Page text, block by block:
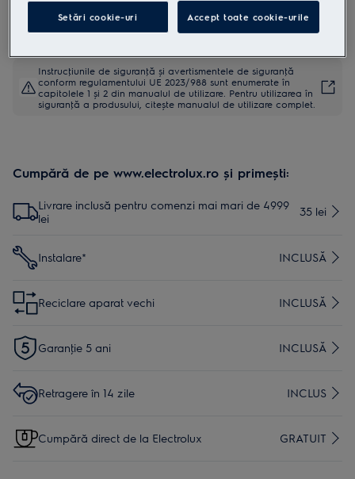
Instrucţiunile de siguranţă și avertismentele de siguranţă
conform regulamentului UE 2023/988 sunt enumerate în
capitolele 1 și 2 din manualul de utilizare. Pentru utilizarea în
siguranţă a produsului, citește manualul de utilizare complet.
Cumpără de pe www.electrolux.ro și primești:
Livrare inclusă pentru comenzi mai mari de 4999
lei
35 lei
Instalare* INCLUSĂ
Reciclare aparat vechi INCLUSĂ
Garanţie 5 ani INCLUSĂ
Retragere în 14 zile INCLUS
Cumpără direct de la Electrolux GRATUIT
Setări cookie-uri Accept toate cookie-urile